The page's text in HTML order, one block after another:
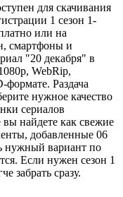
для скачивания
1 сезон 1-
или на
смартфоны и
"20 декабря" в
WebRip,
Раздача
нужное качество
сериалов
вы найдете как свежие
добавленные 06
нужный вариант по
Если нужен сезон 1
забрать сразу.